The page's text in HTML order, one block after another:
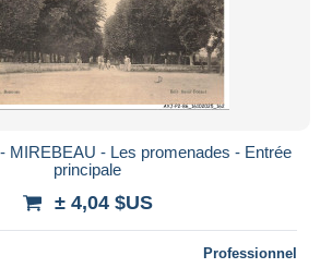
MIREBEAU - Les promenades - Entrée
principale
± 4,04 $US
Professionnel